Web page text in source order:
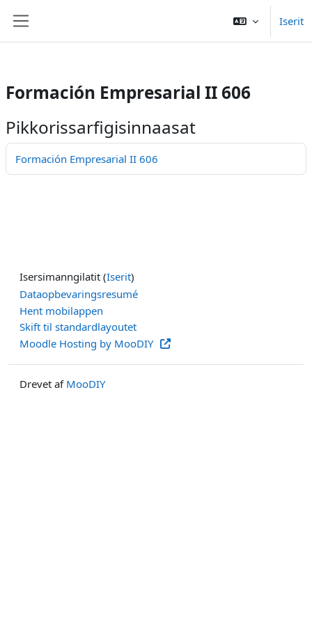
Gå til hovedindhold
Iserit
Formación Empresarial II 606
Pikkorissarfigisinnaasat
Formación Empresarial II 606
Isersimanngilatit (Iserit)
Dataopbevaringsresumé
Hent mobilappen
Skift til standardlayoutet
Moodle Hosting by MooDIY
Drevet af MooDIY